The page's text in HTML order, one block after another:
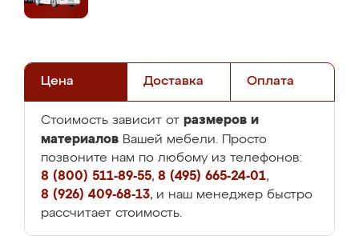
Цена Доставка Оплата
Стоимость зависит от размеров и
материалов Вашей мебели. Просто
позвоните нам по любому из телефонов:
8 (800) 511-89-55, 8 (495) 665-24-01,
8 (926) 409-68-13, и наш менеджер быстро
рассчитает стоимость.